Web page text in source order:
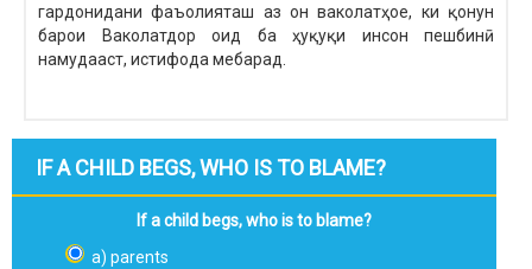
гардонидани фаъолияташ аз он ваколатҳое, ки қонун
барои Ваколатдор оид ба ҳуқуқи инсон пешбинӣ
намудааст, истифода мебарад.
IF A CHILD BEGS, WHO IS TO BLAME?
If a child begs, who is to blame?
a) parents